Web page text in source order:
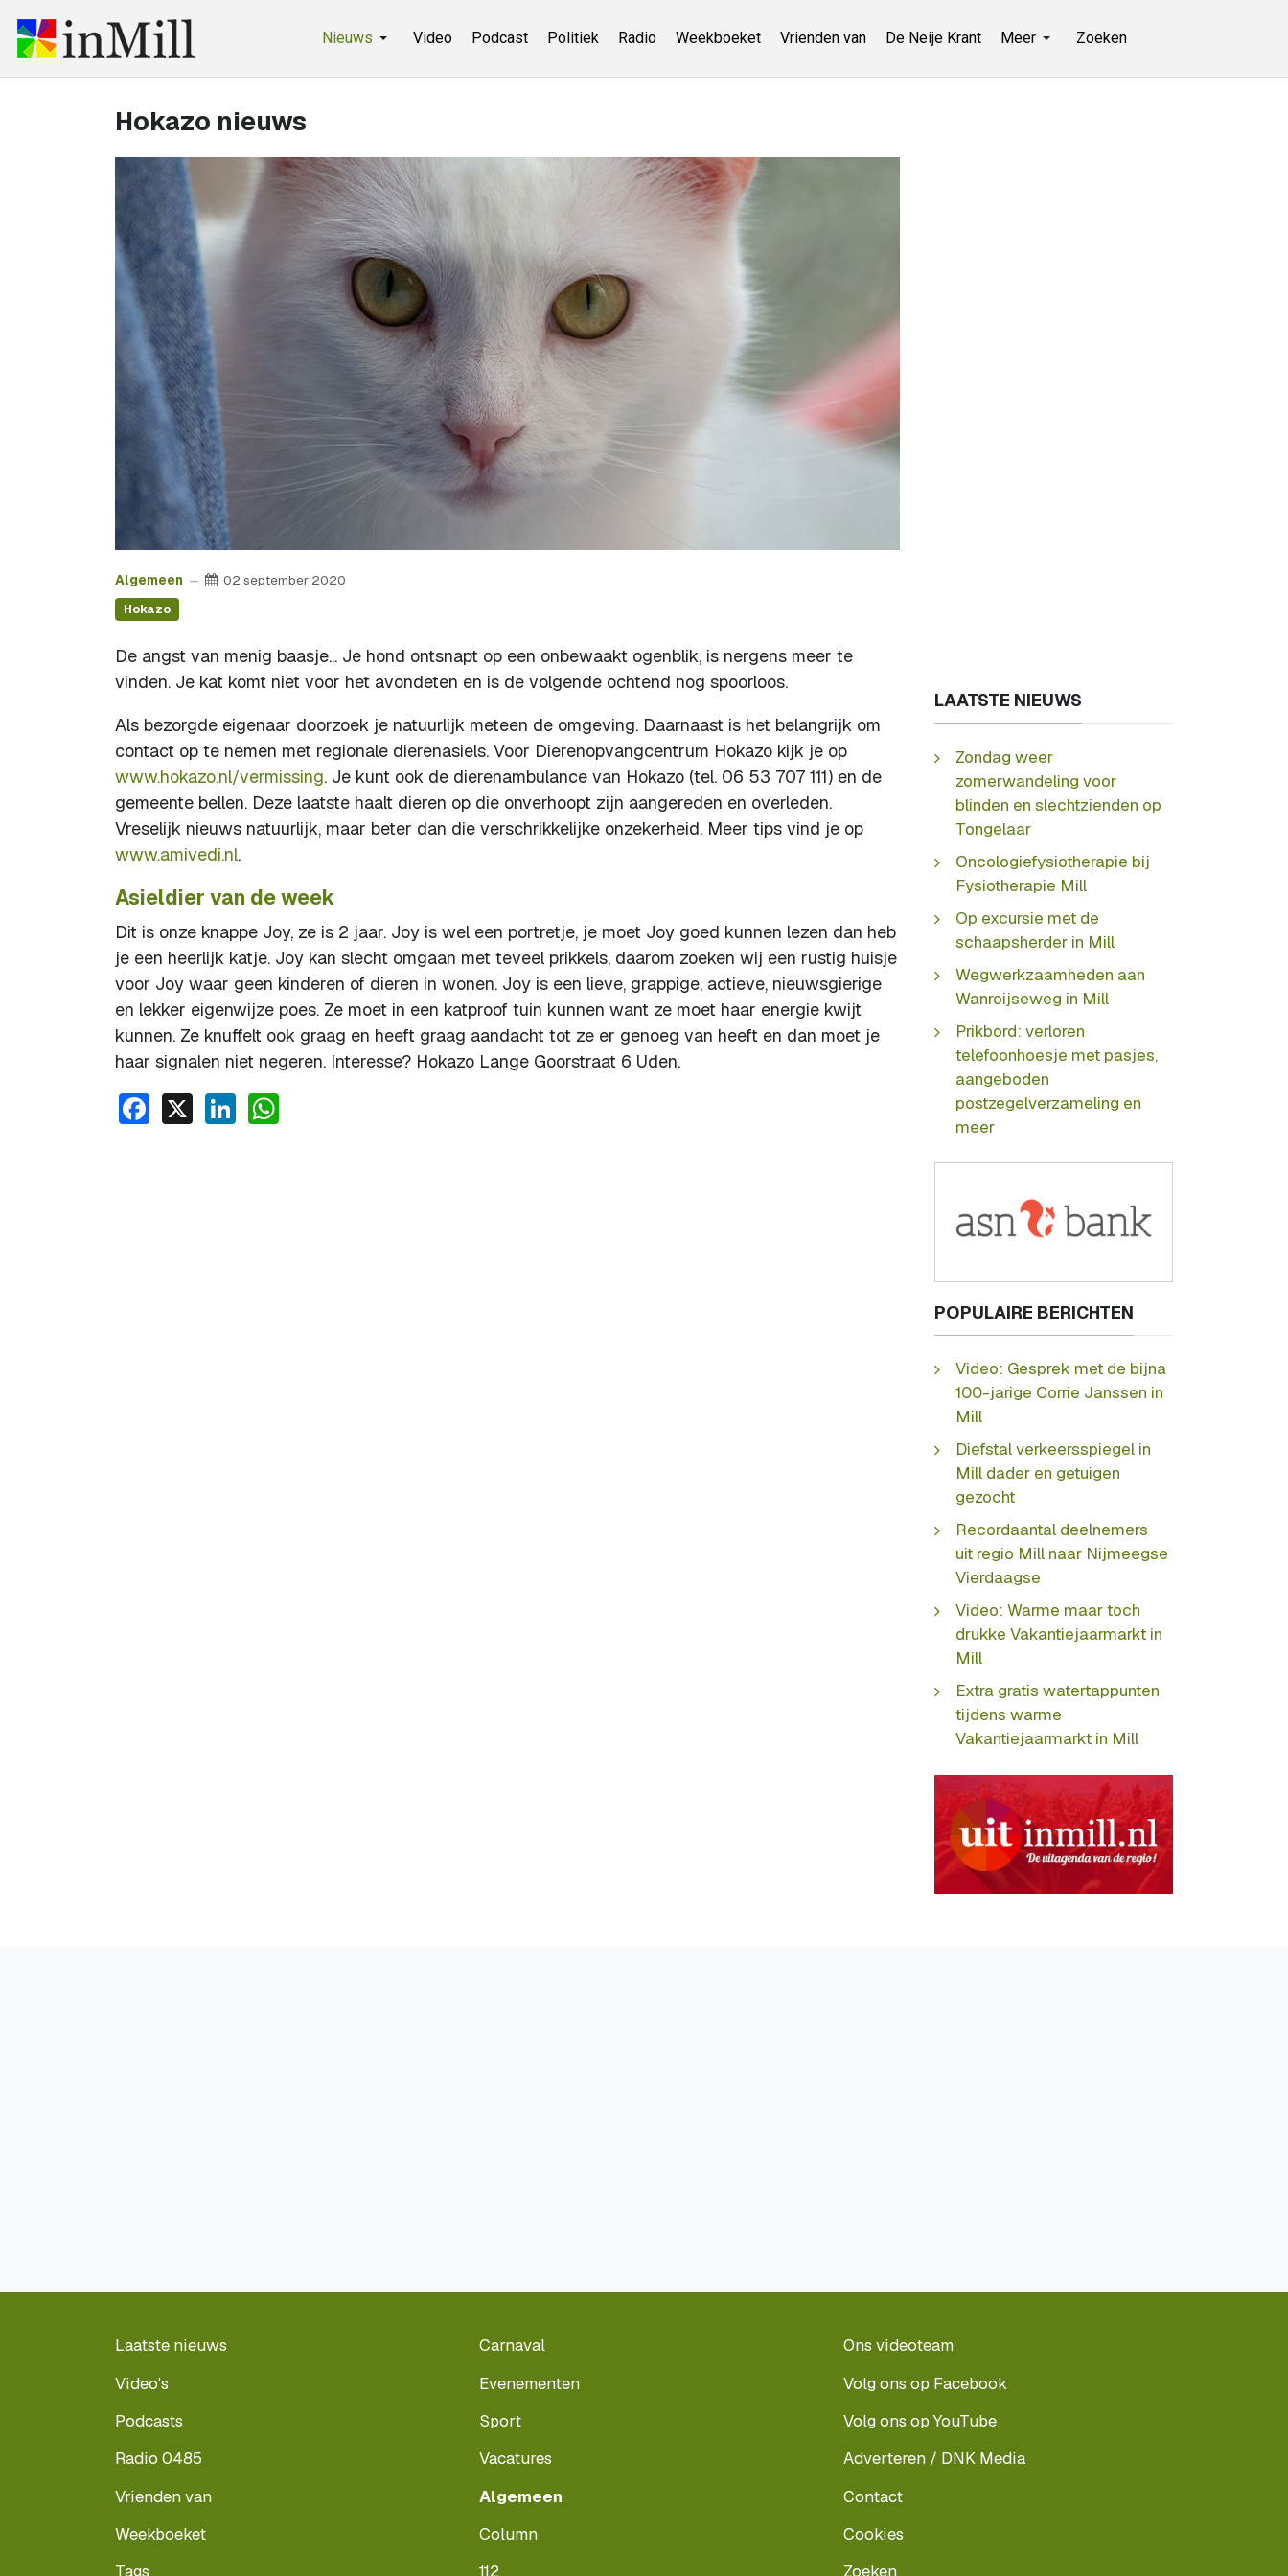
Nieuws Video Podcast Politiek Radio Weekboeket Vrienden van De Neije Krant Meer Zoeken
Hokazo nieuws
Algemeen 02 september 2020
Hokazo
De angst van menig baasje... Je hond ontsnapt op een onbewaakt ogenblik, is nergens meer te
vinden. Je kat komt niet voor het avondeten en is de volgende ochtend nog spoorloos.
Als bezorgde eigenaar doorzoek je natuurlijk meteen de omgeving. Daarnaast is het belangrijk om
contact op te nemen met regionale dierenasiels. Voor Dierenopvangcentrum Hokazo kijk je op
www.hokazo.nl/vermissing. Je kunt ook de dierenambulance van Hokazo (tel. 06 53 707 111) en de
gemeente bellen. Deze laatste haalt dieren op die onverhoopt zijn aangereden en overleden.
Vreselijk nieuws natuurlijk, maar beter dan die verschrikkelijke onzekerheid. Meer tips vind je op
www.amivedi.nl.
Asieldier van de week
Dit is onze knappe Joy, ze is 2 jaar. Joy is wel een portretje, je moet Joy goed kunnen lezen dan heb
je een heerlijk katje. Joy kan slecht omgaan met teveel prikkels, daarom zoeken wij een rustig huisje
voor Joy waar geen kinderen of dieren in wonen. Joy is een lieve, grappige, actieve, nieuwsgierige
en lekker eigenwijze poes. Ze moet in een katproof tuin kunnen want ze moet haar energie kwijt
kunnen. Ze knuffelt ook graag en heeft graag aandacht tot ze er genoeg van heeft en dan moet je
haar signalen niet negeren. Interesse? Hokazo Lange Goorstraat 6 Uden.
Facebook
X LinkedIn
LAATSTE NIEUWS
Zondag weer
zomerwandeling voor
blinden en slechtzienden op
Tongelaar
Oncologiefysiotherapie bij
Fysiotherapie Mill
Op excursie met de
schaapsherder in Mill
Wegwerkzaamheden aan
Wanroijseweg in Mill
Prikbord: verloren
telefoonhoesje met pasjes,
aangeboden
postzegelverzameling en
meer
POPULAIRE BERICHTEN
Video: Gesprek met de bijna
100-jarige Corrie Janssen in
Mill
Diefstal verkeersspiegel in
Mill dader en getuigen
gezocht
Recordaantal deelnemers
uit regio Mill naar Nijmeegse
Vierdaagse
Video: Warme maar toch
drukke Vakantiejaarmarkt in
Mill
Extra gratis watertappunten
tijdens warme
Vakantiejaarmarkt in Mill
Laatste nieuws
Video's
Podcasts
Radio 0485
Vrienden van
Weekboeket
Tags
Carnaval
Evenementen
Sport
Vacatures
Algemeen
Column
112
Ons videoteam
Volg ons op Facebook
Volg ons op YouTube
Adverteren / DNK Media
Contact
Cookies
Zoeken